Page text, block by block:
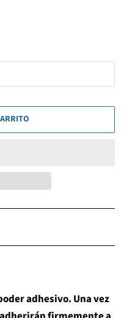
adhesivo. Una vez